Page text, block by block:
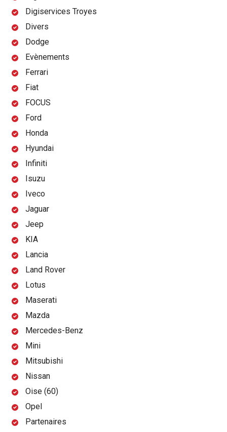
Digiservices Troyes
Divers
Dodge
Evènements
Ferrari
Fiat
FOCUS
Ford
Honda
Hyundai
Infiniti
Isuzu
Iveco
Jaguar
Jeep
KIA
Lancia
Land Rover
Lotus
Maserati
Mazda
Mercedes-Benz
Mini
Mitsubishi
Nissan
Oise (60)
Opel
Partenaires